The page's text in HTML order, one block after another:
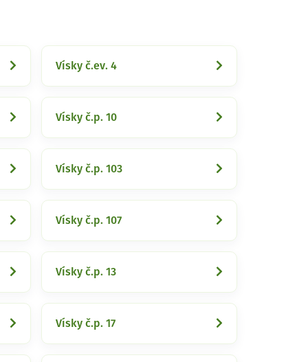
Vísky č.ev. 4
Vísky č.p. 10
Vísky č.p. 103
Vísky č.p. 107
Vísky č.p. 13
Vísky č.p. 17